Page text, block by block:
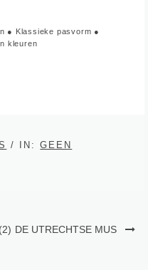
● Klassieke pasvorm ●
kleuren
/ IN:GEEN
DE UTRECHTSE MUS